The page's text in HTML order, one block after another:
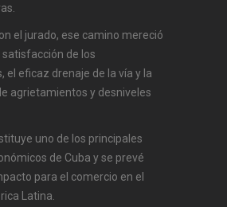
el jurado, ese camino mereció
satisfacción de los
el eficaz drenaje de la vía y la
agrietamientos y desniveles
uno de los principales
de Cuba y se prevé
para el comercio en el
Latina.